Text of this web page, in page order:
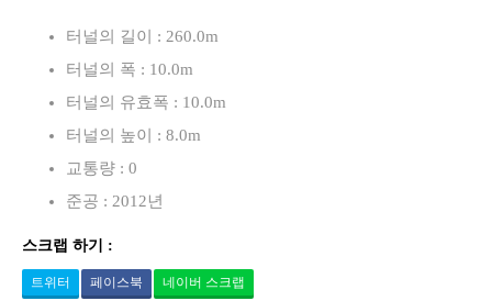
터널의 길이 : 260.0m
터널의 폭 : 10.0m
터널의 유효폭 : 10.0m
터널의 높이 : 8.0m
교통량 : 0
준공 : 2012년
스크랩 하기 :
트위터 페이스북 네이버 스크랩